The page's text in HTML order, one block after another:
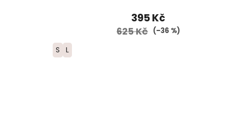
395 Kč
625 Kč (–36 %)
S L